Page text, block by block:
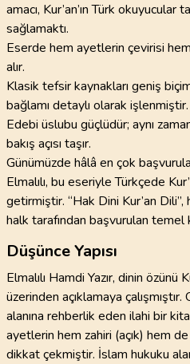
amacı, Kur’an’ın Türk okuyucular
sağlamaktı.
Eserde hem ayetlerin çevirisi hem
alır.
Klasik tefsir kaynakları geniş
bağlamı detaylı olarak işlenmiştir.
Edebi üslubu güçlüdür; aynı
bakış açısı taşır.
Günümüzde hâlâ en çok
Elmalılı, bu eseriyle Türkçede
getirmiştir. “Hak Dini Kur’an
halk tarafından başvurulan
Düşünce Yapısı
Elmalılı Hamdi Yazır, dinin özünü
üzerinden açıklamaya
alanına rehberlik eden ilahi bir
ayetlerin hem zahiri (açık) hem
dikkat çekmiştir. İslam hukuku